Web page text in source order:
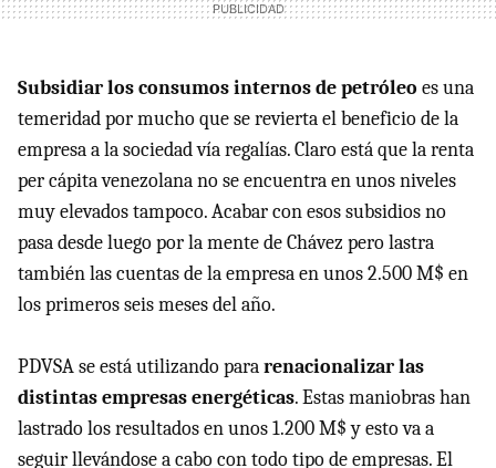
Subsidiar los consumos internos de petróleo es una
temeridad por mucho que se revierta el beneficio de la
empresa a la sociedad vía regalías. Claro está que la renta
per cápita venezolana no se encuentra en unos niveles
muy elevados tampoco. Acabar con esos subsidios no
pasa desde luego por la mente de Chávez pero lastra
también las cuentas de la empresa en unos 2.500 M$ en
los primeros seis meses del año.
PDVSA se está utilizando pararenacionalizar las
distintas empresas energéticas. Estas maniobras han
lastrado los resultados en unos 1.200 M$ y esto va a
seguir llevándose a cabo con todo tipo de empresas. El